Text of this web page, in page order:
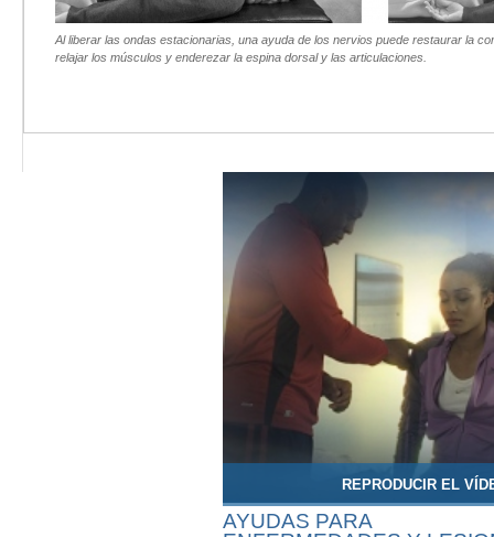
REPRODUCIR EL
AYUDAS PARA
Al liberar las ondas estacionarias, una ayuda de los nervios puede restaurar la
relajar los músculos y enderezar la espina dorsal y las articulaciones.